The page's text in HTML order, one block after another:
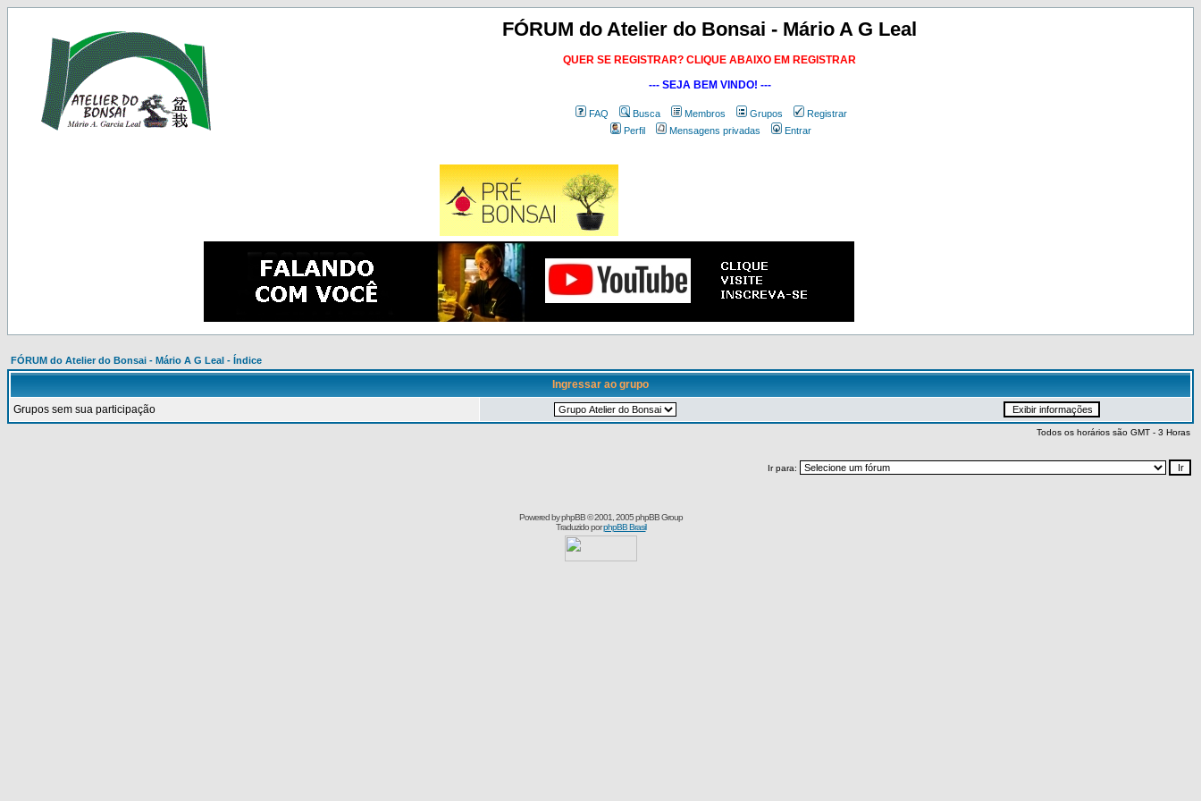
FÓRUM do Atelier do Bonsai - Mário A G Leal
QUER SE REGISTRAR? CLIQUE ABAIXO EM REGISTRAR
--- SEJA BEM VINDO! ---
FAQ Busca Membros Grupos
Registrar
Perfil
Mensagens privadas Entrar
FÓRUM do Atelier do Bonsai - Mário A G Leal - Índice
Ingressar ao grupo
Grupos sem sua participação
Todos os horários são GMT - 3 Horas
Ir para:
Powered byphpBB© 2001, 2005 phpBB Group
Traduzido porphpBB Brasil